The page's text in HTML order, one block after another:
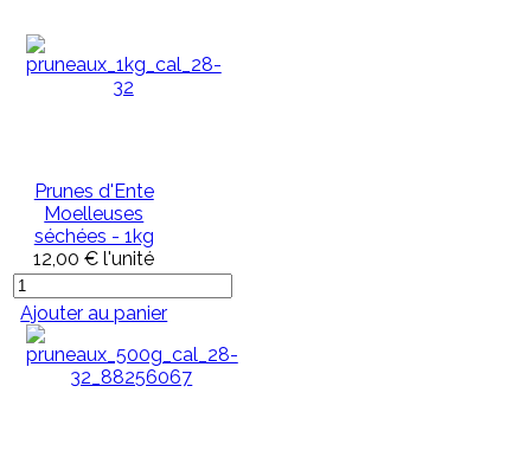
Prunes d'Ente
Moelleuses
séchées - 1kg
12,00 € l'unité
Ajouter au panier